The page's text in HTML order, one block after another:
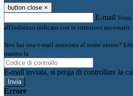
button close ×
E-mail
all'indirizzo indicato con le istruzioni necessarie.
Non hai una e-mail associata al nome utente?
tramite la Login Spaggiari
E-mail inviata, si prega di controllare la
Errore